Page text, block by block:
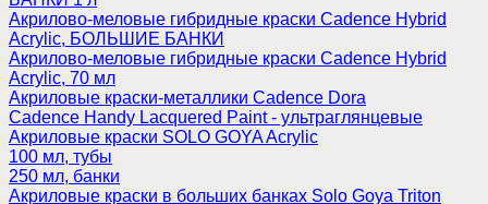
Акрилово-меловые гибридные краски Cadence Hybrid
Acrylic, БОЛЬШИЕ БАНКИ
Акрилово-меловые гибридные краски Cadence Hybrid
Acrylic, 70 мл
Акриловые краски-металлики Cadence Dora
Cadence Handy Lacquered Paint - ультраглянцевые
Акриловые краски SOLO GOYA Acrylic
100 мл, тубы
250 мл, банки
Акриловые краски в больших банках Solo Goya Triton